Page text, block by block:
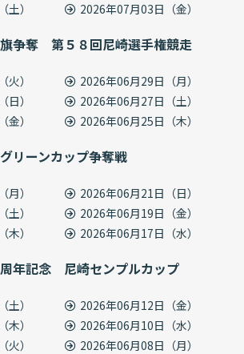
）
2026年07月03日（金）
争奪 第５８回尼崎選手権競走
）
2026年06月29日（月）
）
2026年06月27日（土）
）
2026年06月25日（木）
リーンカップ争奪戦
）
2026年06月21日（日）
）
2026年06月19日（金）
）
2026年06月17日（水）
年記念 尼崎センプルカップ
）
2026年06月12日（金）
）
2026年06月10日（水）
）
2026年06月08日（月）